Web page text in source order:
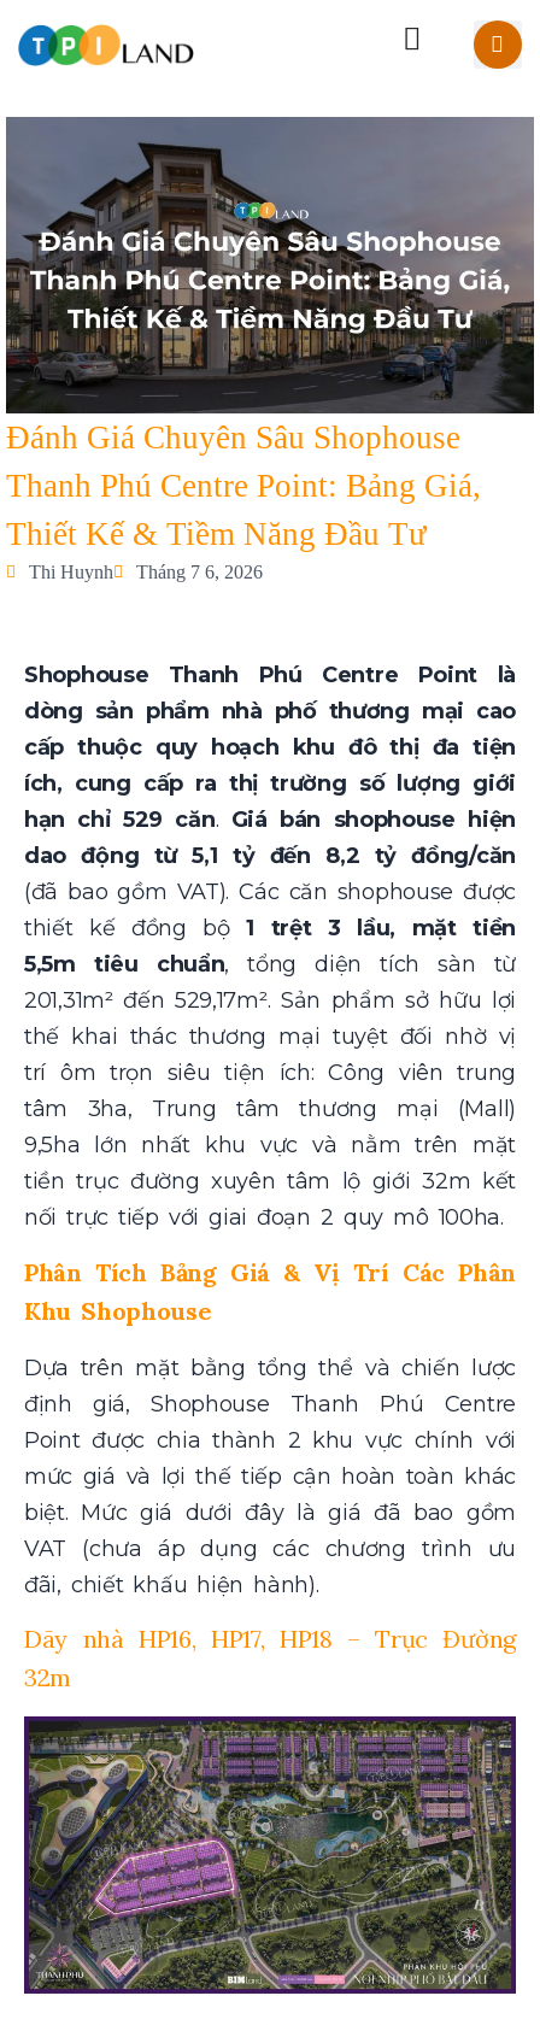
Đánh Giá Chuyên Sâu Shophouse
Thanh Phú Centre Point: Bảng Giá,
Thiết Kế & Tiềm Năng Đầu Tư
Thi Huynh Tháng 7 6, 2026
Shophouse Thanh Phú Centre Point là
dòng sản phẩm nhà phố thương mại cao
cấp thuộc quy hoạch khu đô thị đa tiện
ích, cung cấp ra thị trường số lượng giới
hạn chỉ 529 căn. Giá bán shophouse hiện
dao động từ 5,1 tỷ đến 8,2 tỷ đồng/căn
(đã bao gồm VAT). Các căn shophouse được
thiết kế đồng bộ1 trệt 3 lầu, mặt tiền
5,5m tiêu chuẩn, tổng diện tích sàn từ
201,31m² đến 529,17m². Sản phẩm sở hữu lợi
thế khai thác thương mại tuyệt đối nhờ vị
trí ôm trọn siêu tiện ích: Công viên trung
tâm 3ha, Trung tâm thương mại (Mall)
9,5ha lớn nhất khu vực và nằm trên mặt
tiền trục đường xuyên tâm lộ giới 32m kết
nối trực tiếp với giai đoạn 2 quy mô 100ha.
Phân Tích Bảng Giá & Vị Trí Các Phân
Khu Shophouse
Dựa trên mặt bằng tổng thể và chiến lược
định giá, Shophouse Thanh Phú Centre
Point được chia thành 2 khu vực chính với
mức giá và lợi thế tiếp cận hoàn toàn khác
biệt. Mức giá dưới đây là giá đã bao gồm
VAT (chưa áp dụng các chương trình ưu
đãi, chiết khấu hiện hành).
Dãy nhà HP16, HP17, HP18 – Trục Đường
32m